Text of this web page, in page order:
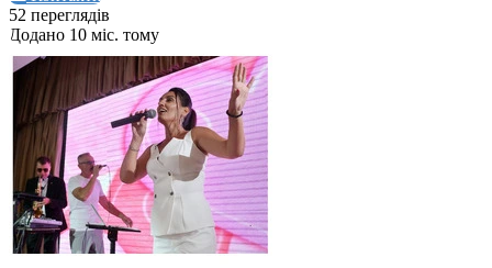
52 переглядів
Додано 10 міс. тому